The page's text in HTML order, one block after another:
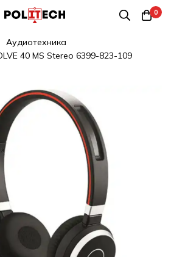
0
Аудиотехника
40 MS Stereo 6399-823-109